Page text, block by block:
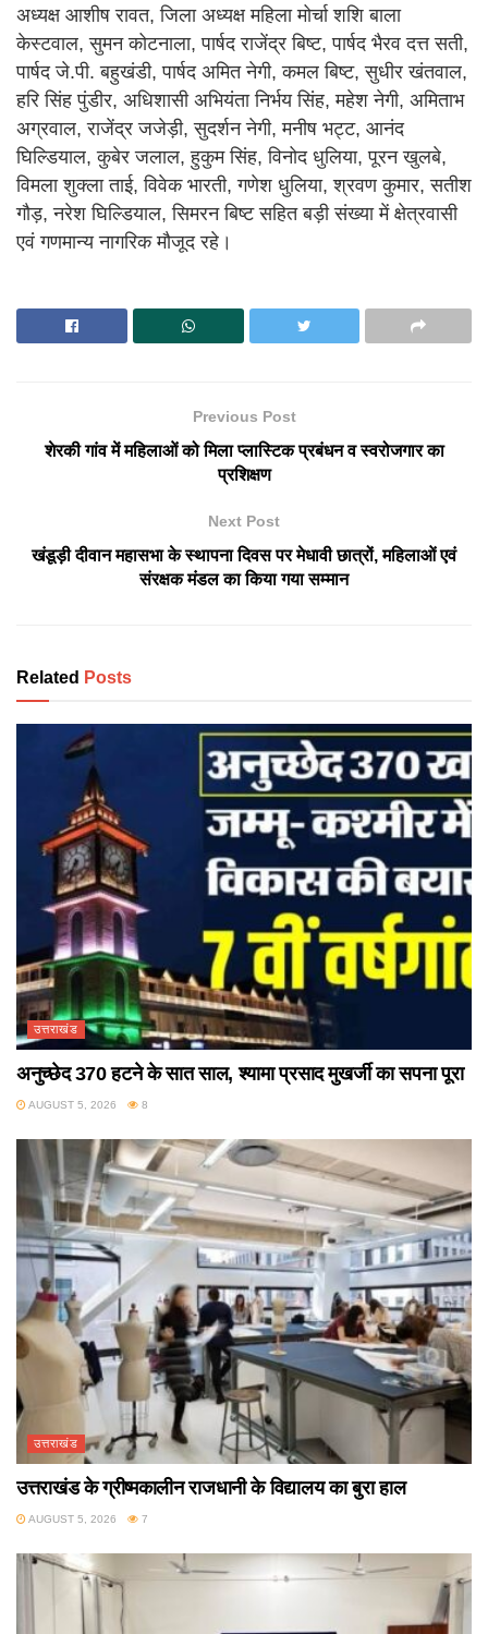
अध्यक्ष आशीष रावत, जिला अध्यक्ष महिला मोर्चा शशि बाला
केस्टवाल, सुमन कोटनाला, पार्षद राजेंद्र बिष्ट, पार्षद भैरव दत्त सती,
पार्षद जे.पी. बहुखंडी, पार्षद अमित नेगी, कमल बिष्ट, सुधीर खंतवाल,
हरि सिंह पुंडीर, अधिशासी अभियंता निर्भय सिंह, महेश नेगी, अमिताभ
अग्रवाल, राजेंद्र जजेड़ी, सुदर्शन नेगी, मनीष भट्ट, आनंद
घिल्डियाल, कुबेर जलाल, हुकुम सिंह, विनोद धुलिया, पूरन खुलबे,
विमला शुक्ला ताई, विवेक भारती, गणेश धुलिया, श्रवण कुमार, सतीश
गौड़, नरेश घिल्डियाल, सिमरन बिष्ट सहित बड़ी संख्या में क्षेत्रवासी
एवं गणमान्य नागरिक मौजूद रहे।
Previous Post
शेरकी गांव में महिलाओं को मिला प्लास्टिक प्रबंधन व स्वरोजगार का
प्रशिक्षण
Next Post
खंडूड़ी दीवान महासभा के स्थापना दिवस पर मेधावी छात्रों, महिलाओं एवं
संरक्षक मंडल का किया गया सम्मान
Related Posts
उत्तराखंड
अनुच्छेद 370 हटने के सात साल, श्यामा प्रसाद मुखर्जी का सपना पूरा
AUGUST 5, 2026 8
उत्तराखंड
उत्तराखंड के ग्रीष्मकालीन राजधानी के विद्यालय का बुरा हाल
AUGUST 5, 2026 7